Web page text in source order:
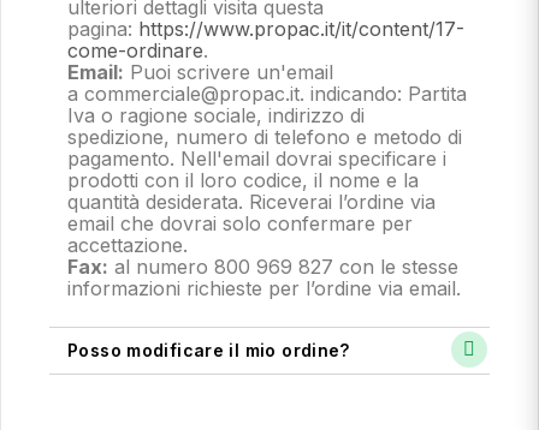
ulteriori dettagli visita questa
pagina: https://www.propac.it/it/content/17-
come-ordinare.
Email: Puoi scrivere un'email
a commerciale@propac.it. indicando: Partita
Iva o ragione sociale, indirizzo di
spedizione, numero di telefono e metodo di
pagamento. Nell'email dovrai specificare i
prodotti con il loro codice, il nome e la
quantità desiderata. Riceverai l’ordine via
email che dovrai solo confermare per
accettazione.
Fax: al numero 800 969 827 con le stesse
informazioni richieste per l’ordine via email.
Posso modificare il mio ordine?